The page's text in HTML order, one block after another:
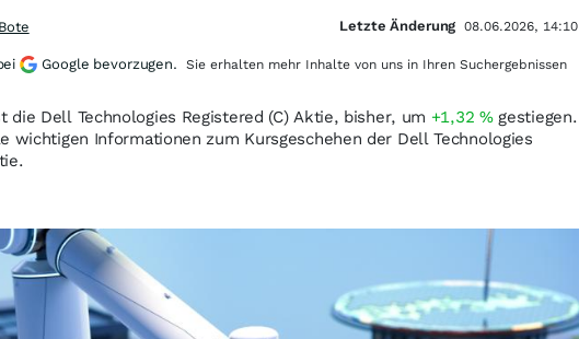
die Dell Technologies Registered (C) Aktie, bisher, um +1,32 %gestiegen.
wichtigen Informationen zum Kursgeschehen der Dell Technologies
Letzte Änderung 08.06.2026, 14:10
Google bevorzugen. Sie erhalten mehr Inhalte von uns in Ihren Suchergebnissen